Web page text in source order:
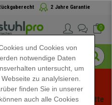
2 Jahre Garantie
0
Exklusive Rabatte
und Cookies von
notwendige Daten
untersucht, um
zu analylsieren.
finden Sie in unserer
können auch alle Cookies